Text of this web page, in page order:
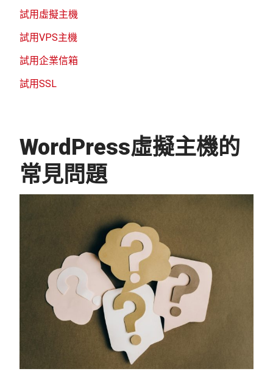
試用虛擬主機
試用VPS主機
試用企業信箱
試用SSL
WordPress虛擬主機的
常見問題